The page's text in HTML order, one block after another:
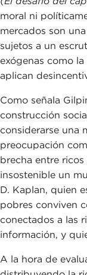
moral ni
mercados son
sujetos a un
exógenas como
aplican
Como señala
construcción
considerarse una
preocupación
brecha entre
insostenible un
D. Kaplan, quien
pobres conviven
conectados a las
información, y
A la hora de